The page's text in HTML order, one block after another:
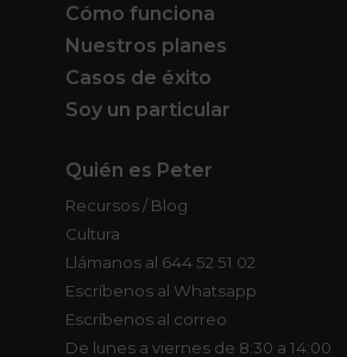
Cómo funciona
Nuestros planes
Casos de éxito
Soy un particular
Quién es Peter
Recursos / Blog
Cultura
Llámanos al 644 52 51 02
Escríbenos al Whatsapp
Escríbenos al correo
De lunes a viernes de 8:30 a 14:00